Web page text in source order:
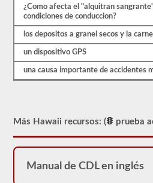
para
tomar
el
examen
real.
¿Como afecta el "alquitran
condiciones de conduccion?
los depositos a granel secos y la
un dispositivo GPS
una causa importante de accidentes
Más Hawaii recursos: ( prueba
Manual de CDL en inglés